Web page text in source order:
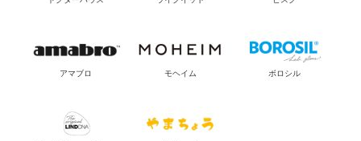
アマブロ モヘイム ボロシル